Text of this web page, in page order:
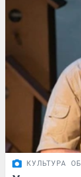
КУЛЬТУРА